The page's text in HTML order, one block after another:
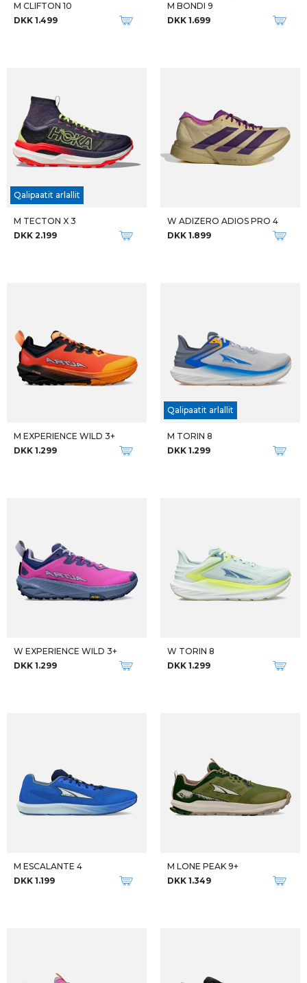
M CLIFTON 10
DKK 1.499
M BONDI 9
DKK 1.699
Qalipaatit arlallit
M TECTON X 3
DKK 2.199
W ADIZERO ADIOS PRO 4
DKK 1.899
M EXPERIENCE WILD 3+
DKK 1.299
Qalipaatit arlallit
M TORIN 8
DKK 1.299
W EXPERIENCE WILD 3+
DKK 1.299
W TORIN 8
DKK 1.299
M ESCALANTE 4
DKK 1.199
M LONE PEAK 9+
DKK 1.349